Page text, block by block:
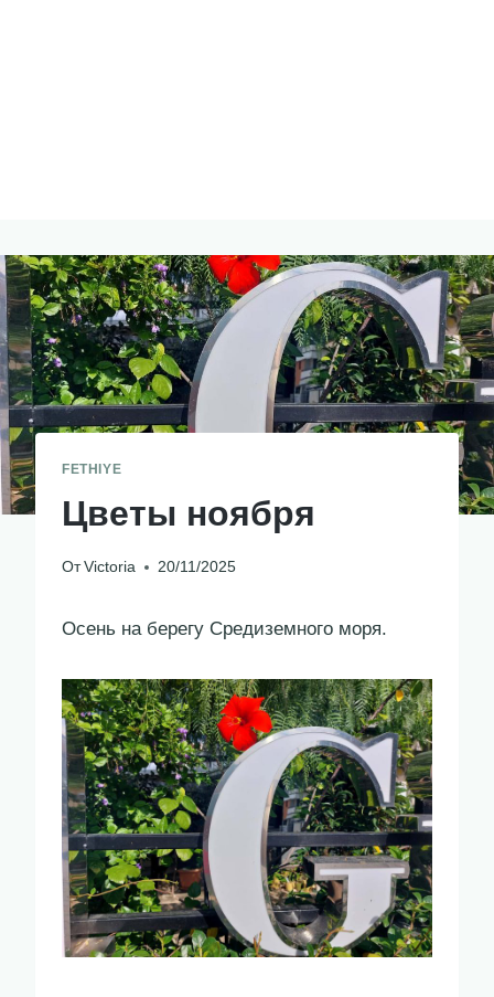
FETHIYE
Цветы ноября
От Victoria 20/11/2025
Осень на берегу Средиземного моря.